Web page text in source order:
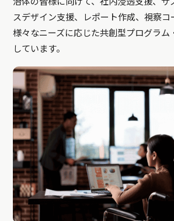
スデザイン支援、レポート作成、視察コ
様々なニーズに応じた共創型プログラム
しています。